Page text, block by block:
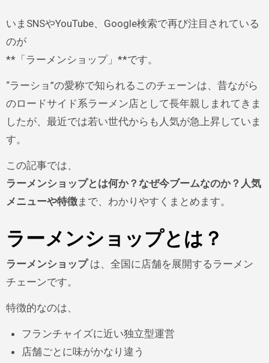
いまSNSやYouTube、Google検索で再び注目されている
のが
**「ラーメンショップ」**です。
“ラーショ”の愛称で知られるこのチェーンは、昔ながら
のロードサイド系ラーメン店として長年親しまれてきま
したが、最近では若い世代からも人気が急上昇していま
す。
この記事では、
ラーメンショップとは何か？なぜ今ブームなのか？人気
メニューや特徴まで、わかりやすくまとめます。
ラーメンショップとは？
ラーメンショップは、全国に店舗を展開するラーメン
チェーンです。
特徴的なのは、
フランチャイズに近い独立型運営
店舗ごとに味がかなり違う